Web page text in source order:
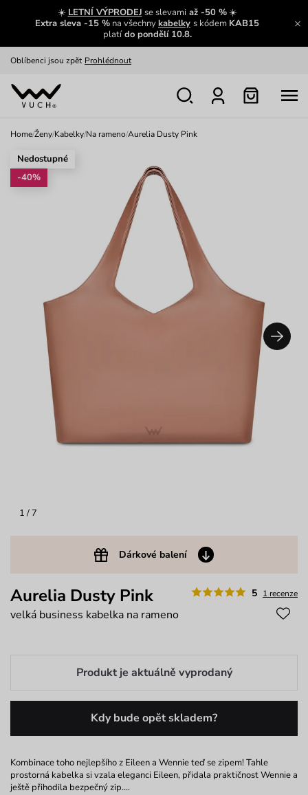
☀️ LETNÍ VÝPRODEJ se slevamiaž -50 %☀️
Extra sleva -15 % na všechnykabelky s kódem KAB15
platído pondělí 10.8.
Zajímavosti ze světa Vuch:
Zobrazit
Oblíbenci jsou zpět Prohlédnout
Nech se inspirovat
Home/Ženy/Kabelky/Na rameno/Aurelia Dusty Pink
1 / 7
Dárkové balení
Nedostupné
-40%
5 1 recenze
Aurelia Dusty Pink
velká business kabelka na rameno
Produkt je aktuálně vyprodaný
Kdy bude opět skladem?
Kombinace toho nejlepšího z Eileen a Wennie teď se zipem! Tahle
prostorná kabelka si vzala eleganci Eileen, přidala praktičnost Wennie a
ještě přihodila bezpečný zip.…